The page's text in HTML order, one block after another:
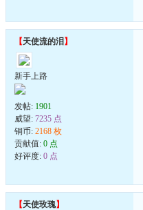
【天使流的泪 】
新手上路
发帖: 1901
威望: 7235 点
铜币: 2168 枚
贡献值: 0 点
好评度: 0 点
【天使玫瑰】